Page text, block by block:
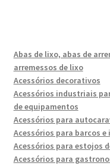
Abas de lixo, abas de
arremessos de lixo
Acessórios decorativos
Acessórios industriais
de equipamentos
Acessórios para
Acessórios para barcos e
Acessórios para estojos
Acessórios para